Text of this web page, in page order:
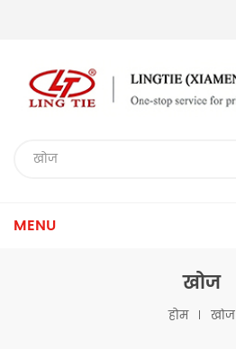
MENU
खोज
होम खोज